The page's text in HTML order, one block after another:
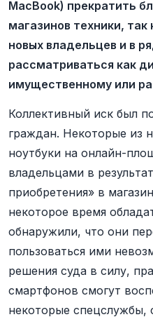
MacBook) прекратить
магазинов техники,
новых владельцев и в
рассматриваться как
имущественному или
Коллективный иск был
граждан. Некоторые из
ноутбуки на онлайн-
владельцами в
приобретения» в
некоторое время
обнаружили, что они
пользоваться ими
решения суда в силу,
смартфонов смогут
некоторые спецслужбы,